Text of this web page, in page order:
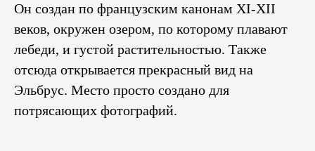
Он создан по французским канонам XI-XII
веков, окружен озером, по которому плавают
лебеди, и густой растительностью. Также
отсюда открывается прекрасный вид на
Эльбрус. Место просто создано для
потрясающих фотографий.